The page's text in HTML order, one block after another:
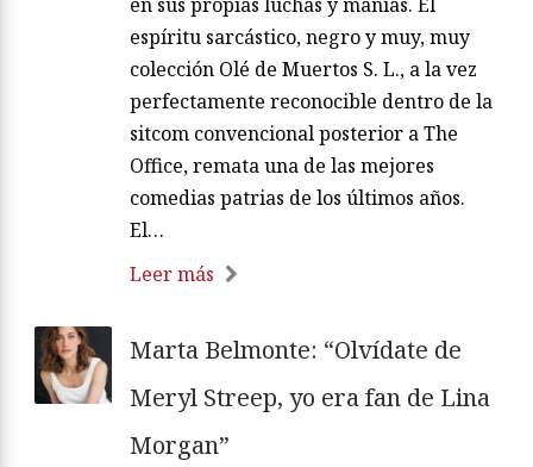
a la candidatura. Mientras tanto, la vida
sigue en Funeraria Torregrossa, con
cada uno de sus personajes enfrascado
en sus propias luchas y manías. El
espíritu sarcástico, negro y muy, muy
colección Olé de Muertos S. L., a la vez
perfectamente reconocible dentro de la
sitcom convencional posterior a The
Office, remata una de las mejores
El…
Marta Belmonte: “Olvídate de